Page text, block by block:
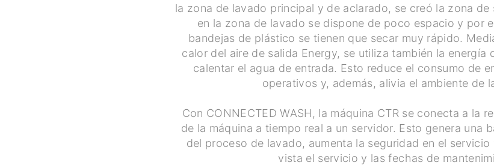
la zona de lavado principal y de aclarado, se creó la zona
en la zona de lavado se dispone de poco espacio y por
bandejas de plástico se tienen que secar muy rápido.
calor del aire de salida Energy, se utiliza también la energía
calentar el agua de entrada. Esto reduce el consumo de
operativos y, además, alivia el ambiente de
Con CONNECTED WASH, la máquina CTR se conecta a la
de la máquina a tiempo real a un servidor. Esto genera una
del proceso de lavado, aumenta la seguridad en el
vista el servicio y las fechas de